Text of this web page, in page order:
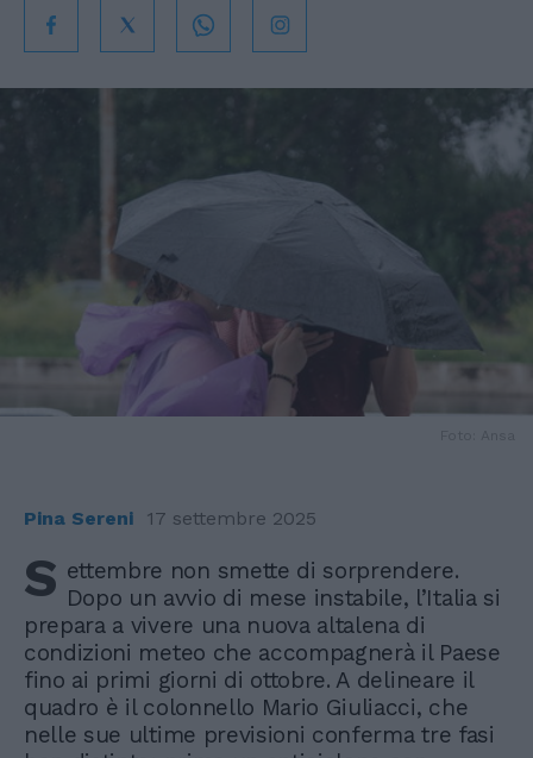
Pina Sereni 17 settembre 2025
S ettembre non smette di sorprendere.
Dopo un avvio di mese instabile, l’Italia si
prepara a vivere una nuova altalena di
condizioni meteo che accompagnerà il Paese
fino ai primi giorni di ottobre. A delineare il
quadro è il colonnello Mario Giuliacci, che
nelle sue ultime previsioni conferma tre fasi